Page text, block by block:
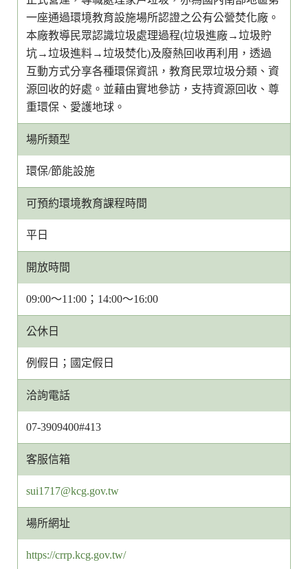
一座通過環境教育設施場所認證之公有公營焚化廠。
本廠教導民眾認識垃圾處理過程(垃圾進廠→垃圾貯
坑→垃圾進料→垃圾焚化)及廢熱回收再利用，透過
互動方式分享各種環保資訊，教育民眾垃圾分類、資
源回收的好處。並藉由實地參訪，支持資源回收、尊
重環保、愛護地球。
場所類型
環保/節能設施
可預約環境教育課程時間
平日
開放時間
09:00～11:00；14:00～16:00
公休日
例假日；國定假日
洽詢電話
07-3909400#413
客服信箱
客
服
信
網
sui1717@kcg.gov.tw
場所網址
https://crrp.kcg.gov.tw/